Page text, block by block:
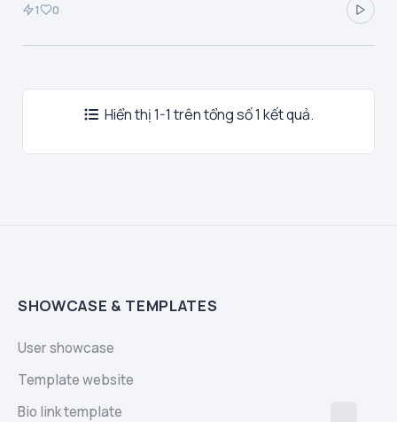
src/href, alt/title
- Flexbox/Grid cho layout
- Tránh !important
1 0
Hiển thị 1-1 trên tổng số 1 kết quả.
SHOWCASE & TEMPLATES
User showcase
Template website
Bio link template